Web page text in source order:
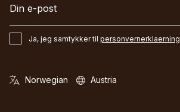
Ja, jeg samtykker til personvernerklaerning